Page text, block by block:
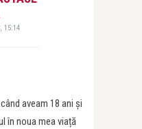
15:14
aveam 18 ani și
în noua mea viață